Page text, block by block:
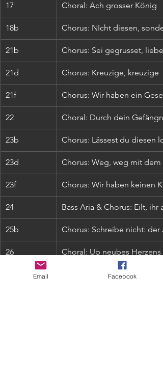
17 Choral: Ach grosser König
18b Chorus: NIcht diesen,
21b Chorus: Sei gegrusset,
21d Chorus: Kreuzige, kreuzige
21f Chorus: Wir haben ein
22 Choral: Durch dein
23b Chorus: Lässest du diesen
23d Chorus: Weg, weg mit dem
23f Chorus: Wir haben keinen
24 Bass Aria & Chorus: Eilt,
25b Chorus: Schreibe nicht: der
26 Choral: Ub neubes Herzens
Chorus: Lasset uns nicht
Email Facebook